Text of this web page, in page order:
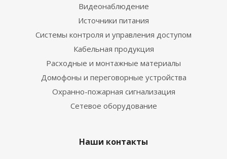
Видеонаблюдение
Источники питания
Системы контроля и управления доступом
Кабельная продукция
Расходные и монтажные материалы
Домофоны и переговорные устройства
Охранно-пожарная сигнализация
Сетевое оборудование
Наши контакты